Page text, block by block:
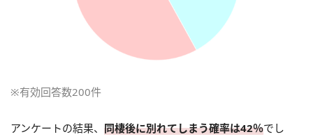
※有効回答数200件
アンケートの結果、 同棲後に別れてしまう確率は42％でし